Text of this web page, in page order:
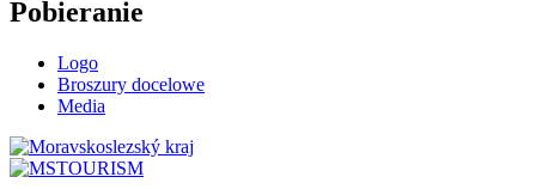
Pobieranie
Logo
Broszury docelowe
Media